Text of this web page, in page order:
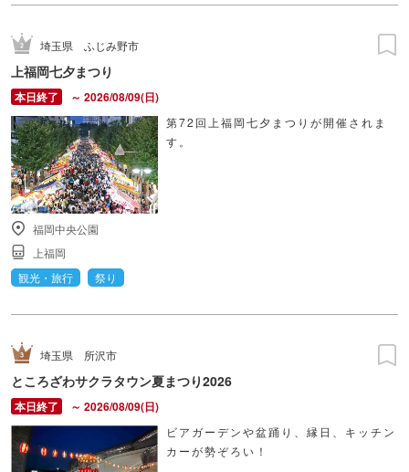
埼玉県 ふじみ野市
上福岡七夕まつり
～ 2026/08/09(日)
第72回上福岡七夕まつりが開催されま
す。
福岡中央公園
上福岡
観光・旅行
祭り
埼玉県 所沢市
ところざわサクラタウン夏まつり2026
～ 2026/08/09(日)
ビアガーデンや盆踊り、縁日、キッチン
カーが勢ぞろい！